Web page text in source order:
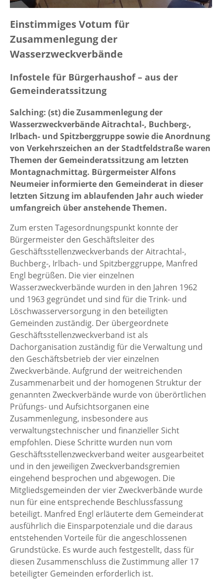
Einstimmiges Votum für
Zusammenlegung der
Wasserzweckverbände
Infostele für Bürgerhaushof – aus der
Gemeinderatssitzung
Salching: (st) die Zusammenlegung der
Wasserzweckverbände Aitrachtal-, Buchberg-,
Irlbach- und Spitzberggruppe sowie die Anordnung
von Verkehrszeichen an der Stadtfeldstraße waren
Themen der Gemeinderatssitzung am letzten
Montagnachmittag. Bürgermeister Alfons
Neumeier informierte den Gemeinderat in dieser
letzten Sitzung im ablaufenden Jahr auch wieder
umfangreich über anstehende Themen.
Zum ersten Tagesordnungspunkt konnte der
Bürgermeister den Geschäftsleiter des
Geschäftsstellenzweckverbands der Aitrachtal-,
Buchberg-, Irlbach- und Spitzberggruppe, Manfred
Engl begrüßen. Die vier einzelnen
Wasserzweckverbände wurden in den Jahren 1962
und 1963 gegründet und sind für die Trink- und
Löschwasserversorgung in den beteiligten
Gemeinden zuständig. Der übergeordnete
Geschäftsstellenzweckverband ist als
Dachorganisation zuständig für die Verwaltung und
den Geschäftsbetrieb der vier einzelnen
Zweckverbände. Aufgrund der weitreichenden
Zusammenarbeit und der homogenen Struktur der
genannten Zweckverbände wurde von überörtlichen
Prüfungs- und Aufsichtsorganen eine
Zusammenlegung, insbesondere aus
verwaltungstechnischer und finanzieller Sicht
empfohlen. Diese Schritte wurden nun vom
Geschäftsstellenzweckverband weiter ausgearbeitet
und in den jeweiligen Zweckverbandsgremien
eingehend besprochen und abgewogen. Die
Mitgliedsgemeinden der vier Zweckverbände wurde
nun für eine entsprechende Beschlussfassung
beteiligt. Manfred Engl erläuterte dem Gemeinderat
ausführlich die Einsparpotenziale und die daraus
entstehenden Vorteile für die angeschlossenen
Grundstücke. Es wurde auch festgestellt, dass für
diesen Zusammenschluss die Zustimmung aller 17
beteiligter Gemeinden erforderlich ist.